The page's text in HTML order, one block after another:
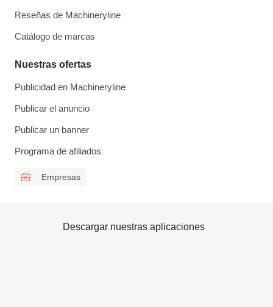
Reseñas de Machineryline
Catálogo de marcas
Nuestras ofertas
Publicidad en Machineryline
Publicar el anuncio
Publicar un banner
Programa de afiliados
Empresas
Descargar nuestras aplicaciones